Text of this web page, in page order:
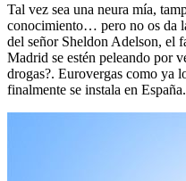
Tal vez sea una neura mía,
conocimiento… pero no os da
del señor Sheldon Adelson, el
Madrid se estén peleando por
drogas?. Eurovergas como ya
finalmente se instala en España.